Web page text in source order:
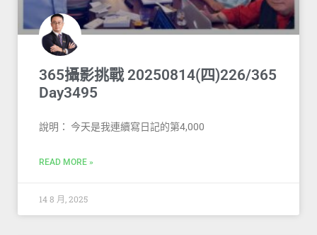
365攝影挑戰 20250814(四)226/365
Day3495
說明： 今天是我連續寫日記的第4,000
READ MORE »
14 8 月, 2025